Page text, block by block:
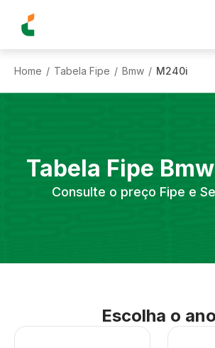
Home / Tabela Fipe / Bmw / M240i
Tabela Fipe Bmw
Consulte o preço Fipe e
Escolha o ano